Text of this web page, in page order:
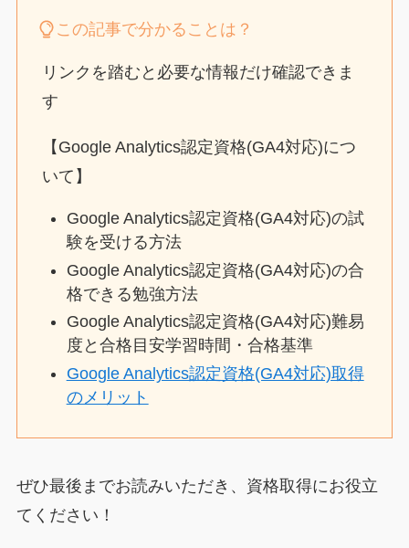
この記事で分かることは？
リンクを踏むと必要な情報だけ確認できま
す
【Google Analytics認定資格(GA4対応)につ
いて】
Google Analytics認定資格(GA4対応)の試
験を受ける方法
Google Analytics認定資格(GA4対応)の合
格できる勉強方法
Google Analytics認定資格(GA4対応)難易
度と合格目安学習時間・合格基準
Google Analytics認定資格(GA4対応)取得
のメリット
ぜひ最後までお読みいただき、資格取得にお役立
てください！